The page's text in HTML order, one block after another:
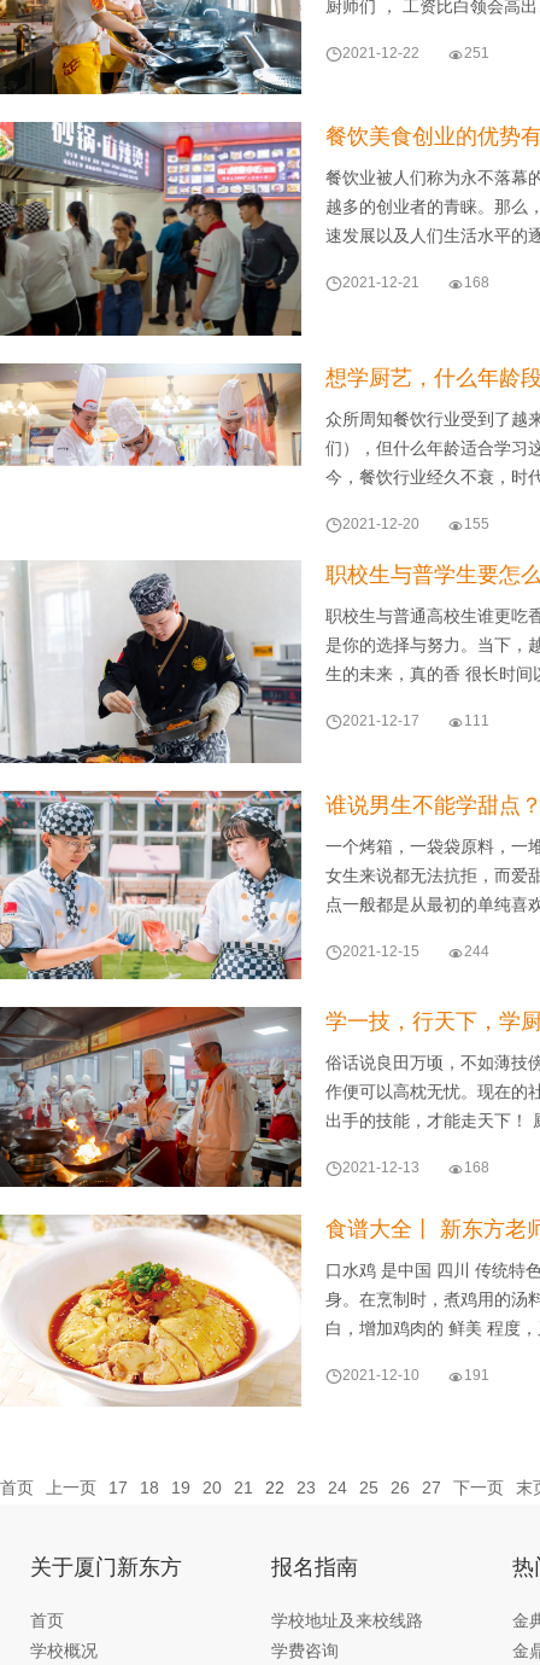
厨师们 ， 工资比白领会高
2021-12-22 251
餐饮美食创业的优势
餐饮业被人们称为永不落幕
越多的创业者的青睐。那么
速发展以及人们生活水平
2021-12-21 168
想学厨艺，什么年龄
众所周知餐饮行业受到了越
们），但什么年龄适合学习
今，餐饮行业经久不衰，
2021-12-20 155
职校生与普学生要怎
职校生与普通高校生谁更吃
是你的选择与努力。当下，
生的未来，真的香 很长时
2021-12-17 111
谁说男生不能学甜点
一个烤箱，一袋袋原料，一
女生来说都无法抗拒，而爱
点一般都是从最初的单纯
2021-12-15 244
学一技，行天下，学
俗话说良田万顷，不如薄技
作便可以高枕无忧。现在的
出手的技能，才能走天下
2021-12-13 168
食谱大全丨 新东方老
口水鸡 是中国 四川 传统特
身。在烹制时，煮鸡用的汤
白，增加鸡肉的 鲜美 程度
2021-12-10 191
首页 上一页 17 18 19 20 21 22 23 24 25 26 27 下一页 末
关于厦门新东方
首页
学校概况
报名指南
学校地址及来校线路
学费咨询
热
金
金